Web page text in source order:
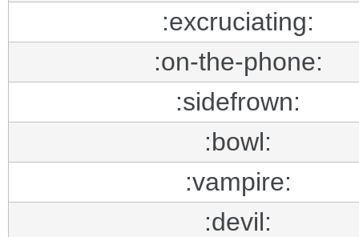
:excruciating:
:on-the-phone:
:sidefrown:
:bowl:
:vampire:
:devil: